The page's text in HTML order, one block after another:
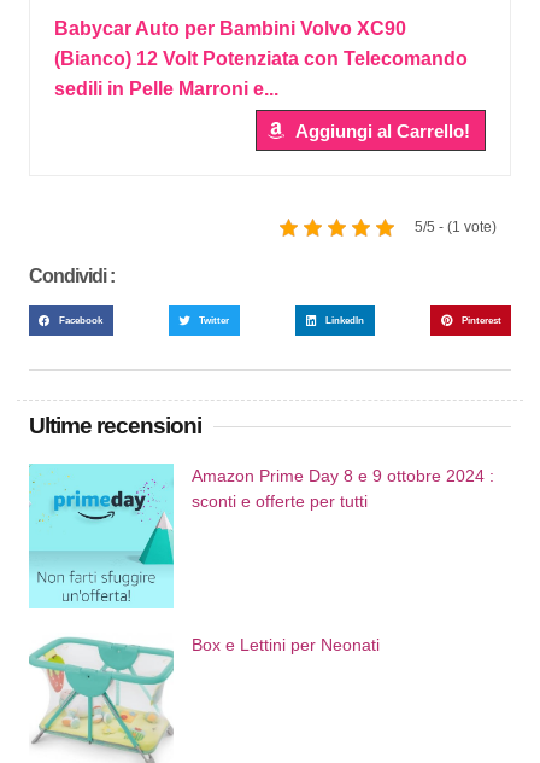
Babycar Auto per Bambini Volvo XC90
(Bianco) 12 Volt Potenziata con Telecomando
sedili in Pelle Marroni e...
Aggiungi al Carrello!
5/5 - (1 vote)
Condividi :
Facebook Twitter LinkedIn Pinterest
Ultime recensioni
Amazon Prime Day 8 e 9 ottobre 2024 :
sconti e offerte per tutti
Box e Lettini per Neonati